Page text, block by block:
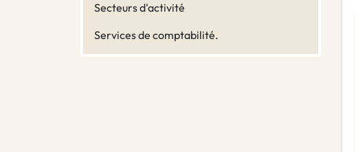
Secteurs d'activité
Services de comptabilité.